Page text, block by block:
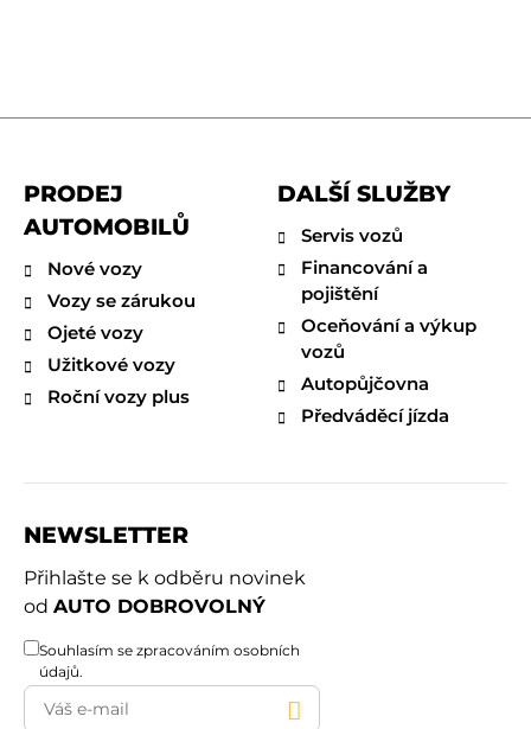
PRODEJ
AUTOMOBILŮ
Nové vozy
Vozy se zárukou
Ojeté vozy
Užitkové vozy
Roční vozy plus
DALŠÍ SLUŽBY
Servis vozů
Financování a
pojištění
Oceňování a výkup
vozů
Autopůjčovna
Předváděcí jízda
NEWSLETTER
Přihlašte se k odběru novinek
od AUTO DOBROVOLNÝ
Souhlasím se zpracováním osobních
údajů.